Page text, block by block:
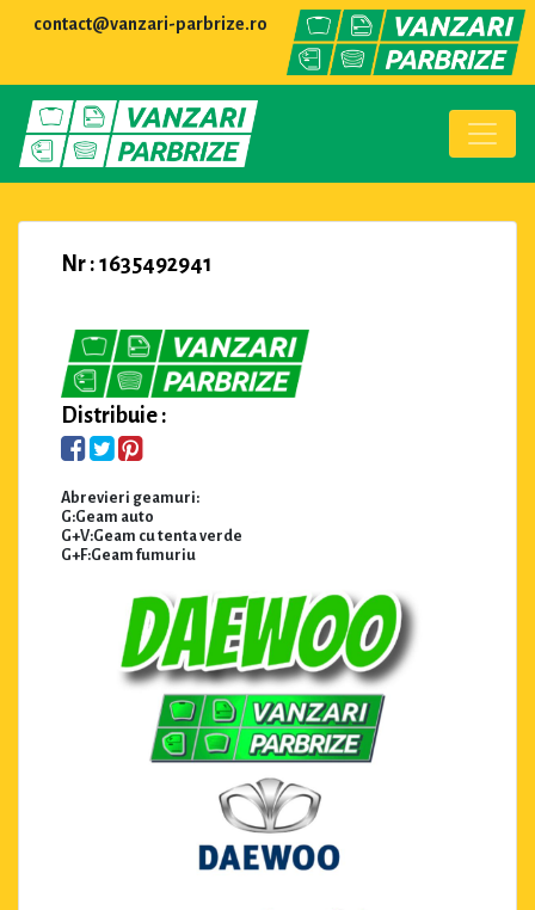
contact@vanzari-parbrize.ro
Nr : 1635492941
Distribuie :
Abrevieri geamuri:
G:Geam auto
G+V:Geam cu tenta verde
G+F:Geam fumuriu